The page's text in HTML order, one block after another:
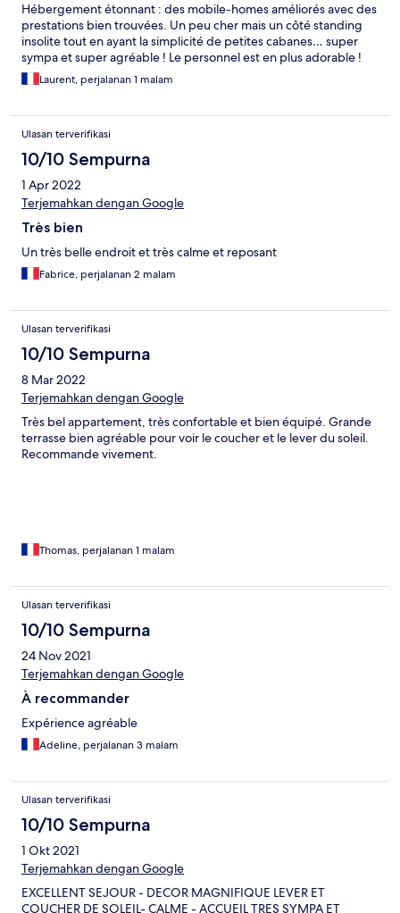
Hébergement étonnant : des mobile-homes améliorés avec des
prestations bien trouvées. Un peu cher mais un côté standing
insolite tout en ayant la simplicité de petites cabanes… super
sympa et super agréable ! Le personnel est en plus adorable !
Laurent, perjalanan 1 malam
Ulasan terverifikasi
10/10 Sempurna
1 Apr 2022
Terjemahkan dengan Google
Très bien
Un très belle endroit et très calme et reposant
Fabrice, perjalanan 2 malam
Ulasan terverifikasi
10/10 Sempurna
8 Mar 2022
Terjemahkan dengan Google
Très bel appartement, très confortable et bien équipé. Grande
terrasse bien agréable pour voir le coucher et le lever du soleil.
Recommande vivement.
Thomas, perjalanan 1 malam
Ulasan terverifikasi
10/10 Sempurna
24 Nov 2021
Terjemahkan dengan Google
À recommander
Expérience agréable
Adeline, perjalanan 3 malam
Ulasan terverifikasi
10/10 Sempurna
1 Okt 2021
Terjemahkan dengan Google
EXCELLENT SEJOUR - DECOR MAGNIFIQUE LEVER ET
COUCHER DE SOLEIL- CALME - ACCUEIL TRES SYMPA ET